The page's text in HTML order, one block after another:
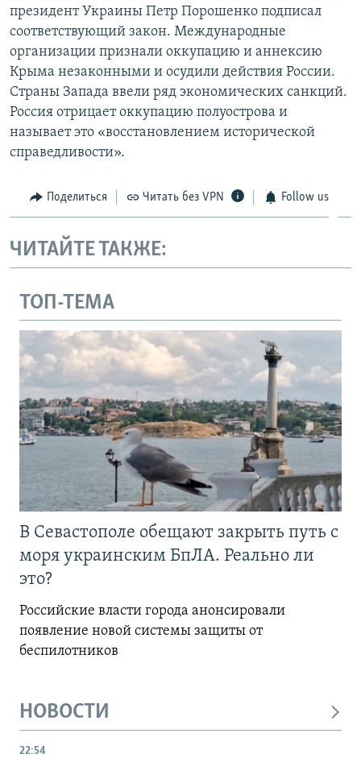
президент Украины Петр Порошенко подписал
соответствующий закон. Международные
организации признали оккупацию и аннексию
Крыма незаконными и осудили действия России.
Страны Запада ввели ряд экономических санкций.
Россия отрицает оккупацию полуострова и
называет это «восстановлением исторической
справедливости».
Поделиться Читать без VPN Follow us
ЧИТАЙТЕ ТАКЖЕ:
ТОП-ТЕМА
В Севастополе обещают закрыть путь с
моря украинским БпЛА. Реально ли
это?
Российские власти города анонсировали
появление новой системы защиты от
беспилотников
НОВОСТИ
22:54